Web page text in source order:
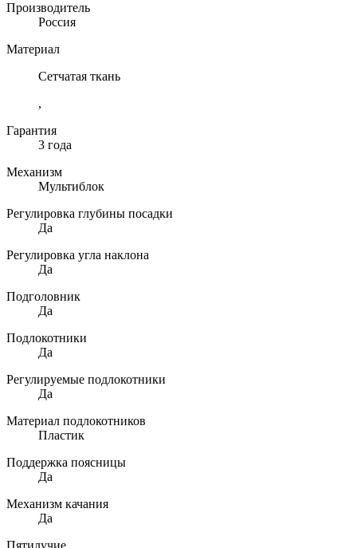
Производитель
Россия
Материал
Сетчатая ткань
,
Гарантия
3 года
Механизм
Мультиблок
Регулировка глубины посадки
Да
Регулировка угла наклона
Да
Подголовник
Да
Подлокотники
Да
Регулируемые подлокотники
Да
Материал подлокотников
Пластик
Поддержка поясницы
Да
Механизм качания
Да
Пятилучие